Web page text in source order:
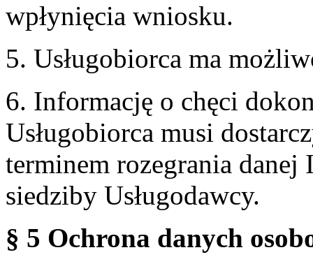
wpłynięcia wniosku.
5. Usługobiorca ma
6. Informację o chęci
Usługobiorca musi
terminem rozegrania
siedziby Usługodawcy.
§ 5 Ochrona danych